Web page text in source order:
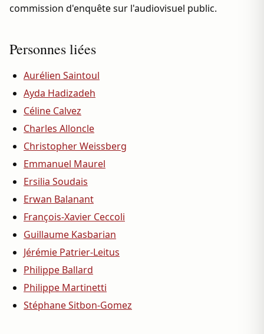
commission d'enquête sur l'audiovisuel public.
Personnes liées
Aurélien Saintoul
Ayda Hadizadeh
Céline Calvez
Charles Alloncle
Christopher Weissberg
Emmanuel Maurel
Ersilia Soudais
Erwan Balanant
François-Xavier Ceccoli
Guillaume Kasbarian
Jérémie Patrier-Leitus
Philippe Ballard
Philippe Martinetti
Stéphane Sitbon-Gomez